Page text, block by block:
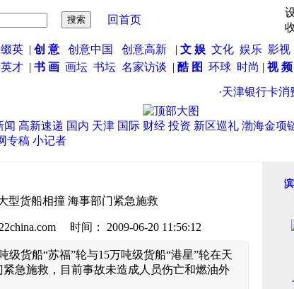
回首页
英 | 创 意 创意中国 创意高新 | 文 娱 文化 娱乐 影视
才 | 书 画 画坛 书坛 名家访谈 | 酷 图 环球 时尚 | 视 频
天津银行卡消费
闻 高新速递 国内 天津 国际 财经 投资 新区巡礼 渤海金项
专稿 小记者
型货船相撞 海事部门紧急施救
时间： 2009-06-20 11:56:12
级货船“苏福”轮与15万吨级货船“港星”轮在天
急施救，目前事故未造成人员伤亡和燃油外
·